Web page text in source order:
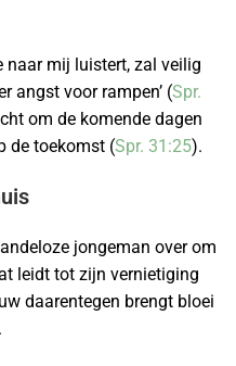
naar mij luistert, zal veilig
angst voor rampen’ (Spr.
om de komende dagen
de toekomst (Spr. 31:25).
jongeman over om
leidt tot zijn vernietiging
daarentegen brengt bloei